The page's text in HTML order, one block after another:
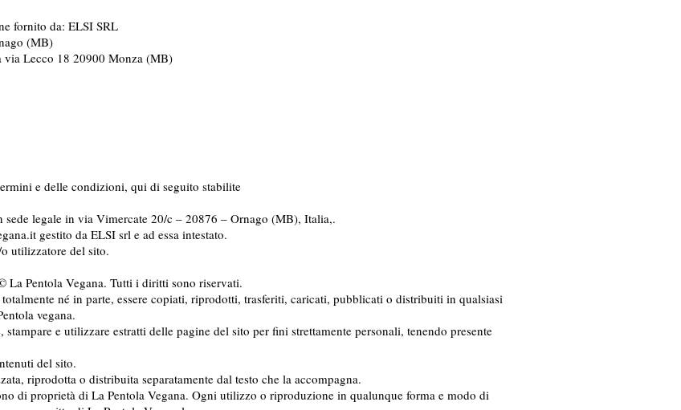
fornito da: ELSI SRL
(MB)
via Lecco 18 20900 Monza (MB)
e delle condizioni, qui di seguito stabilite
sede legale in via Vimercate 20/c – 20876 – Ornago (MB), Italia,.
gestito da ELSI srl e ad essa intestato.
utilizzatore del sito.
Pentola Vegana. Tutti i diritti sono riservati.
né in parte, essere copiati, riprodotti, trasferiti, caricati, pubblicati o distribuiti in qualsiasi
vegana.
e utilizzare estratti delle pagine del sito per fini strettamente personali, tenendo presente
del sito.
riprodotta o distribuita separatamente dal testo che la accompagna.
di proprietà di La Pentola Vegana. Ogni utilizzo o riproduzione in qualunque forma e modo di